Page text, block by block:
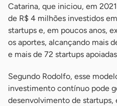
Catarina, que iniciou, em
de R$ 4 milhões investidos
startups e, em poucos anos,
os aportes, alcançando mais
e mais de 72 startups
Segundo Rodolfo, esse
investimento contínuo pode
desenvolvimento de